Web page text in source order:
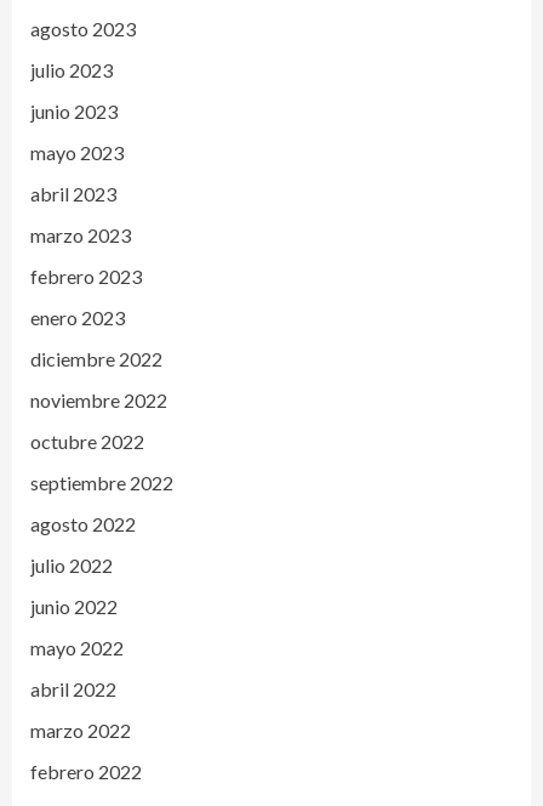
agosto 2023
julio 2023
junio 2023
mayo 2023
abril 2023
marzo 2023
febrero 2023
enero 2023
diciembre 2022
noviembre 2022
octubre 2022
septiembre 2022
agosto 2022
julio 2022
junio 2022
mayo 2022
abril 2022
marzo 2022
febrero 2022